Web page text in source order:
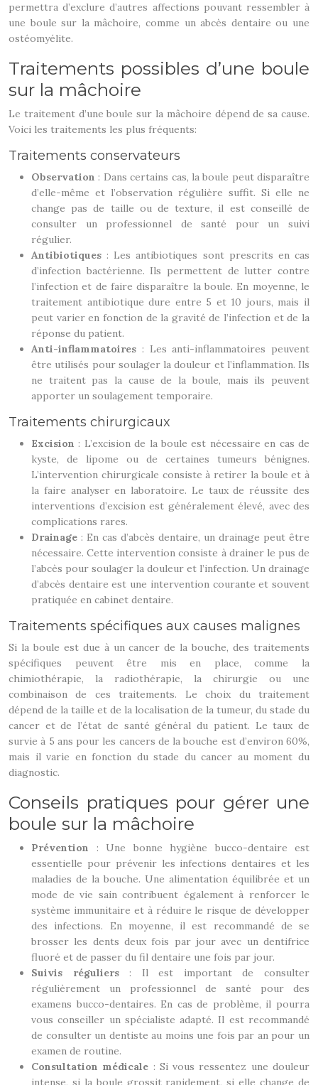
permettra d’exclure d’autres affections pouvant ressembler à
une boule sur la mâchoire, comme un abcès dentaire ou une
ostéomyélite.
Traitements possibles d’une boule
sur la mâchoire
Le traitement d’une boule sur la mâchoire dépend de sa cause.
Voici les traitements les plus fréquents:
Traitements conservateurs
Observation : Dans certains cas, la boule peut disparaître
d’elle-même et l’observation régulière suffit. Si elle ne
change pas de taille ou de texture, il est conseillé de
consulter un professionnel de santé pour un suivi
régulier.
Antibiotiques : Les antibiotiques sont prescrits en cas
d’infection bactérienne. Ils permettent de lutter contre
l’infection et de faire disparaître la boule. En moyenne, le
traitement antibiotique dure entre 5 et 10 jours, mais il
peut varier en fonction de la gravité de l’infection et de la
réponse du patient.
Anti-inflammatoires : Les anti-inflammatoires peuvent
être utilisés pour soulager la douleur et l’inflammation. Ils
ne traitent pas la cause de la boule, mais ils peuvent
apporter un soulagement temporaire.
Traitements chirurgicaux
Excision : L’excision de la boule est nécessaire en cas de
kyste, de lipome ou de certaines tumeurs bénignes.
L’intervention chirurgicale consiste à retirer la boule et à
la faire analyser en laboratoire. Le taux de réussite des
interventions d’excision est généralement élevé, avec des
complications rares.
Drainage : En cas d’abcès dentaire, un drainage peut être
nécessaire. Cette intervention consiste à drainer le pus de
l’abcès pour soulager la douleur et l’infection. Un drainage
d’abcès dentaire est une intervention courante et souvent
pratiquée en cabinet dentaire.
Traitements spécifiques aux causes malignes
Si la boule est due à un cancer de la bouche, des traitements
spécifiques peuvent être mis en place, comme la
chimiothérapie, la radiothérapie, la chirurgie ou une
combinaison de ces traitements. Le choix du traitement
dépend de la taille et de la localisation de la tumeur, du stade du
cancer et de l’état de santé général du patient. Le taux de
survie à 5 ans pour les cancers de la bouche est d’environ 60%,
mais il varie en fonction du stade du cancer au moment du
diagnostic.
Conseils pratiques pour gérer une
boule sur la mâchoire
Prévention : Une bonne hygiène bucco-dentaire est
essentielle pour prévenir les infections dentaires et les
maladies de la bouche. Une alimentation équilibrée et un
mode de vie sain contribuent également à renforcer le
système immunitaire et à réduire le risque de développer
des infections. En moyenne, il est recommandé de se
brosser les dents deux fois par jour avec un dentifrice
fluoré et de passer du fil dentaire une fois par jour.
Suivis réguliers : Il est important de consulter
régulièrement un professionnel de santé pour des
examens bucco-dentaires. En cas de problème, il pourra
vous conseiller un spécialiste adapté. Il est recommandé
de consulter un dentiste au moins une fois par an pour un
examen de routine.
Consultation médicale : Si vous ressentez une douleur
intense, si la boule grossit rapidement, si elle change de